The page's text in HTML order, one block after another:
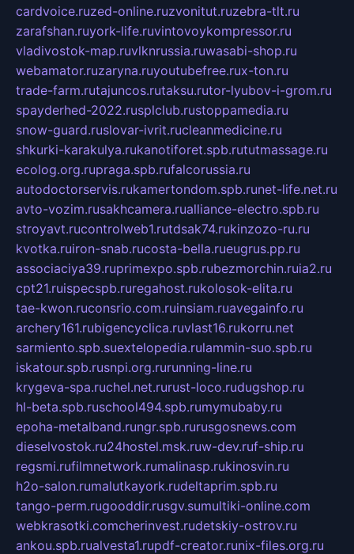
cardvoice.ruzed-online.ruzvonitut.ruzebra-tlt.ru
zarafshan.ruyork-life.ruvintovoykompressor.ru
vladivostok-map.ruvlknrussia.ruwasabi-shop.ru
webamator.ruzaryna.ruyoutubefree.rux-ton.ru
trade-farm.rutajuncos.rutaksu.rutor-lyubov-i-grom.ru
spayderhed-2022.rusplclub.rustoppamedia.ru
snow-guard.ruslovar-ivrit.rucleanmedicine.ru
shkurki-karakulya.rukanotiforet.spb.rututmassage.ru
ecolog.org.rupraga.spb.rufalcorussia.ru
autodoctorservis.rukamertondom.spb.runet-life.net.ru
avto-vozim.rusakhcamera.rualliance-electro.spb.ru
stroyavt.rucontrolweb1.rutdsak74.rukinzozo-ru.ru
kvotka.ruiron-snab.rucosta-bella.rueugrus.pp.ru
associaciya39.ruprimexpo.spb.rubezmorchin.ruia2.ru
cpt21.ruispecspb.ruregahost.rukolosok-elita.ru
tae-kwon.ruconsrio.com.ruinsiam.ruavegainfo.ru
archery161.rubigencyclica.ruvlast16.rukorru.net
sarmiento.spb.suextelopedia.rulammin-suo.spb.ru
iskatour.spb.rusnpi.org.rurunning-line.ru
krygeva-spa.ruchel.net.rurust-loco.rudugshop.ru
hl-beta.spb.ruschool494.spb.rumymubaby.ru
epoha-metalband.rungr.spb.rurusgosnews.com
dieselvostok.ru24hostel.msk.ruw-dev.ruf-ship.ru
regsmi.rufilmnetwork.rumalinasp.rukinosvin.ru
h2o-salon.rumalutkayork.rudeltaprim.spb.ru
tango-perm.rugooddir.rusgv.sumultiki-online.com
webkrasotki.comcherinvest.rudetskiy-ostrov.ru
ankou.spb.rualvesta1.rupdf-creator.runix-files.org.ru